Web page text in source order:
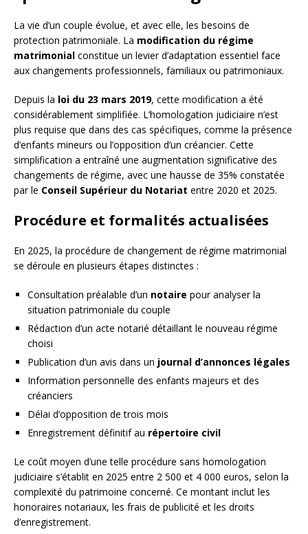
La vie d’un couple évolue, et avec elle, les besoins de
protection patrimoniale. La modification du régime
matrimonial constitue un levier d’adaptation essentiel face
aux changements professionnels, familiaux ou patrimoniaux.
Depuis la loi du 23 mars 2019, cette modification a été
considérablement simplifiée. L’homologation judiciaire n’est
plus requise que dans des cas spécifiques, comme la présence
d’enfants mineurs ou l’opposition d’un créancier. Cette
simplification a entraîné une augmentation significative des
changements de régime, avec une hausse de 35% constatée
par le Conseil Supérieur du Notariat entre 2020 et 2025.
Procédure et formalités actualisées
En 2025, la procédure de changement de régime matrimonial
se déroule en plusieurs étapes distinctes :
Consultation préalable d’un notaire pour analyser la
situation patrimoniale du couple
Rédaction d’un acte notarié détaillant le nouveau régime
choisi
Publication d’un avis dans un journal d’annonces légales
Information personnelle des enfants majeurs et des
créanciers
Délai d’opposition de trois mois
Enregistrement définitif au répertoire civil
Le coût moyen d’une telle procédure sans homologation
judiciaire s’établit en 2025 entre 2 500 et 4 000 euros, selon la
complexité du patrimoine concerné. Ce montant inclut les
honoraires notariaux, les frais de publicité et les droits
d’enregistrement.